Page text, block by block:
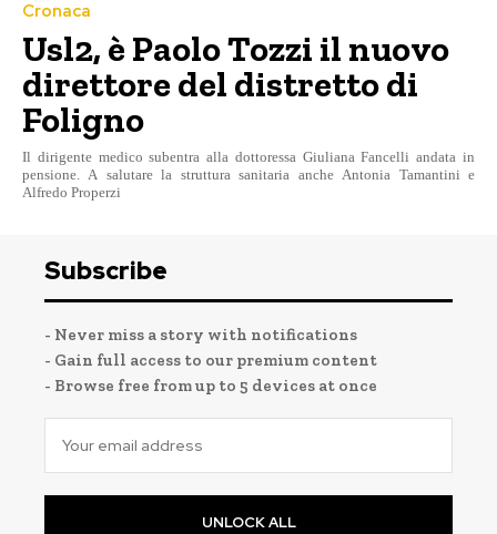
Cronaca
Usl2, è Paolo Tozzi il nuovo
direttore del distretto di
Foligno
Il dirigente medico subentra alla dottoressa Giuliana Fancelli andata in
pensione. A salutare la struttura sanitaria anche Antonia Tamantini e
Alfredo Properzi
Subscribe
- Never miss a story with notifications
- Gain full access to our premium content
- Browse free from up to 5 devices at once
UNLOCK ALL